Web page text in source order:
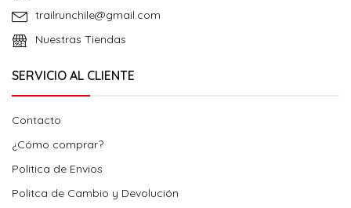
trailrunchile@gmail.com
Nuestras Tiendas
SERVICIO AL CLIENTE
Contacto
¿Cómo comprar?
Politica de Envios
Politca de Cambio y Devolución